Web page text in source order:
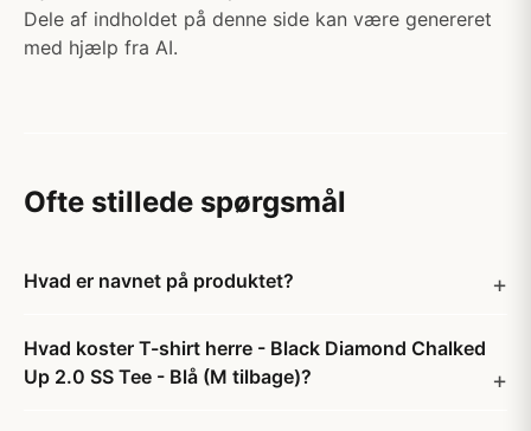
Dele af indholdet på denne side kan være genereret
med hjælp fra AI.
Ofte stillede spørgsmål
Hvad er navnet på produktet?
Hvad koster T-shirt herre - Black Diamond Chalked
Up 2.0 SS Tee - Blå (M tilbage)?